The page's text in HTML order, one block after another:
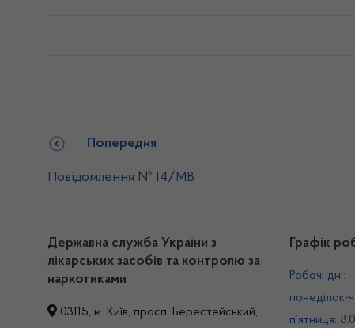
Попередня
Повідомлення № 14/МВ
Державна служба України з
лікарських засобів та контролю за
наркотиками
03115, м. Київ, просп. Берестейський,
Графік
Робочі дні:
понеділок-
п’ятниця: